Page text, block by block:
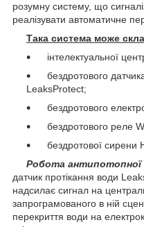
розумну систему, що
реалізувати автоматичне
Така система може
інтелектуальної
бездротового
LeaksProtect;
бездротового
бездротового реле
бездротової сирени
Робота
датчик протікання води
надсилає сигнал на
запрограмованого в ній
перекриття води на